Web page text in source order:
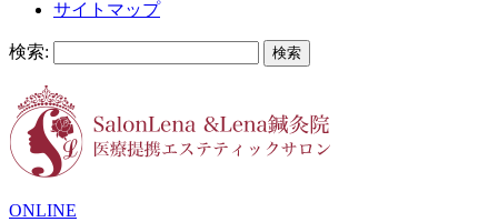
サイトマップ
検索:
ONLINE